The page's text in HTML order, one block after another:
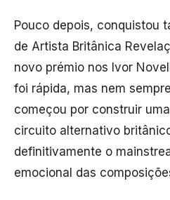
Pouco depois, conquistou
de Artista Britânica
novo prémio nos Ivor
foi rápida, mas nem
começou por construir
circuito alternativo
definitivamente o
emocional das